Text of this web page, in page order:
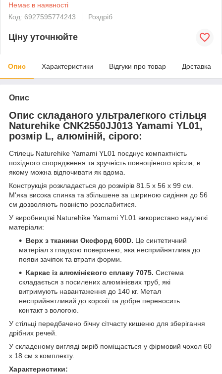
Немає в наявності
Код: 6927595774243
Роздріб
Ціну уточнюйте
Опис Характеристики Відгуки про товар Доставка
Опис
Опис складаного ультралегкого стільця
Naturehike CNK2550JJ013 Yamami YL01,
розмір L, алюміній, сірого:
Стілець Naturehike Yamami YL01 поєднує компактність
похідного спорядження та зручність повноцінного крісла, в
якому можна відпочивати як вдома.
Конструкція розкладається до розмірів 81.5 х 56 х 99 см.
М'яка висока спинка та збільшене за шириною сидіння до 56
см дозволяють повністю розслабитися.
У виробництві Naturehike Yamami YL01 використано надлегкі
матеріали:
Верх з тканини Оксфорд 600D. Це синтетичний
матеріал з гладкою поверхнею, яка несприйнятлива до
появи зачіпок та втрати форми.
Каркас із алюмінієвого сплаву 7075. Система
складається з посилених алюмінієвих труб, які
витримують навантаження до 140 кг. Метал
несприйнятливий до корозії та добре переносить
контакт з вологою.
У стільці передбачено бічну сітчасту кишеню для зберігання
дрібних речей.
У складеному вигляді виріб поміщається у фірмовий чохол 60
х 18 см з комплекту.
Характеристики: